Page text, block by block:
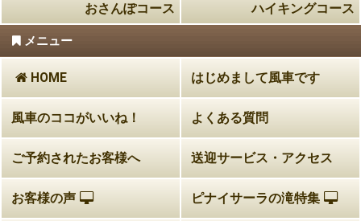
おさんぽコース
ハイキングコース
メニュー
HOME はじめまして風車です
風車のココがいいね！ よくある質問
ご予約されたお客様へ 送迎サービス・アクセス
お客様の声 ピナイサーラの滝特集